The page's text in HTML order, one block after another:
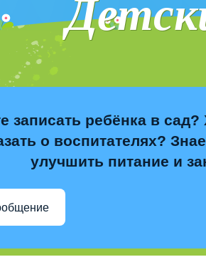
записать ребёнка в сад?
о воспитателях?
улучшить питание и